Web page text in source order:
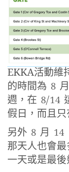
EKKA活動維
的時間為 8
週，在 8/14
假日，而且
另外 8 月 14
那天人也會
一天或是最後